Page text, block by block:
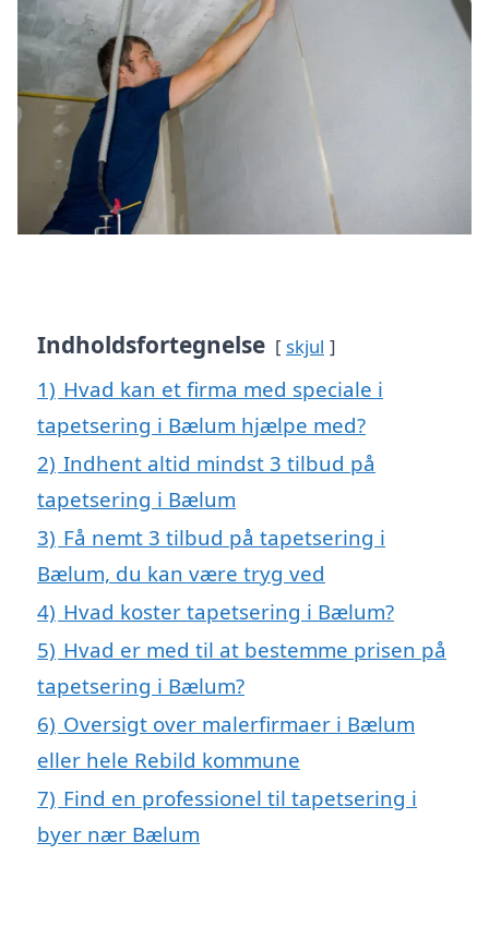
Indholdsfortegnelse skjul
1) Hvad kan et firma med speciale i
tapetsering i Bælum hjælpe med?
2) Indhent altid mindst 3 tilbud på
tapetsering i Bælum
3) Få nemt 3 tilbud på tapetsering i
Bælum, du kan være tryg ved
4) Hvad koster tapetsering i Bælum?
5) Hvad er med til at bestemme prisen på
tapetsering i Bælum?
6) Oversigt over malerfirmaer i Bælum
eller hele Rebild kommune
7) Find en professionel til tapetsering i
byer nær Bælum